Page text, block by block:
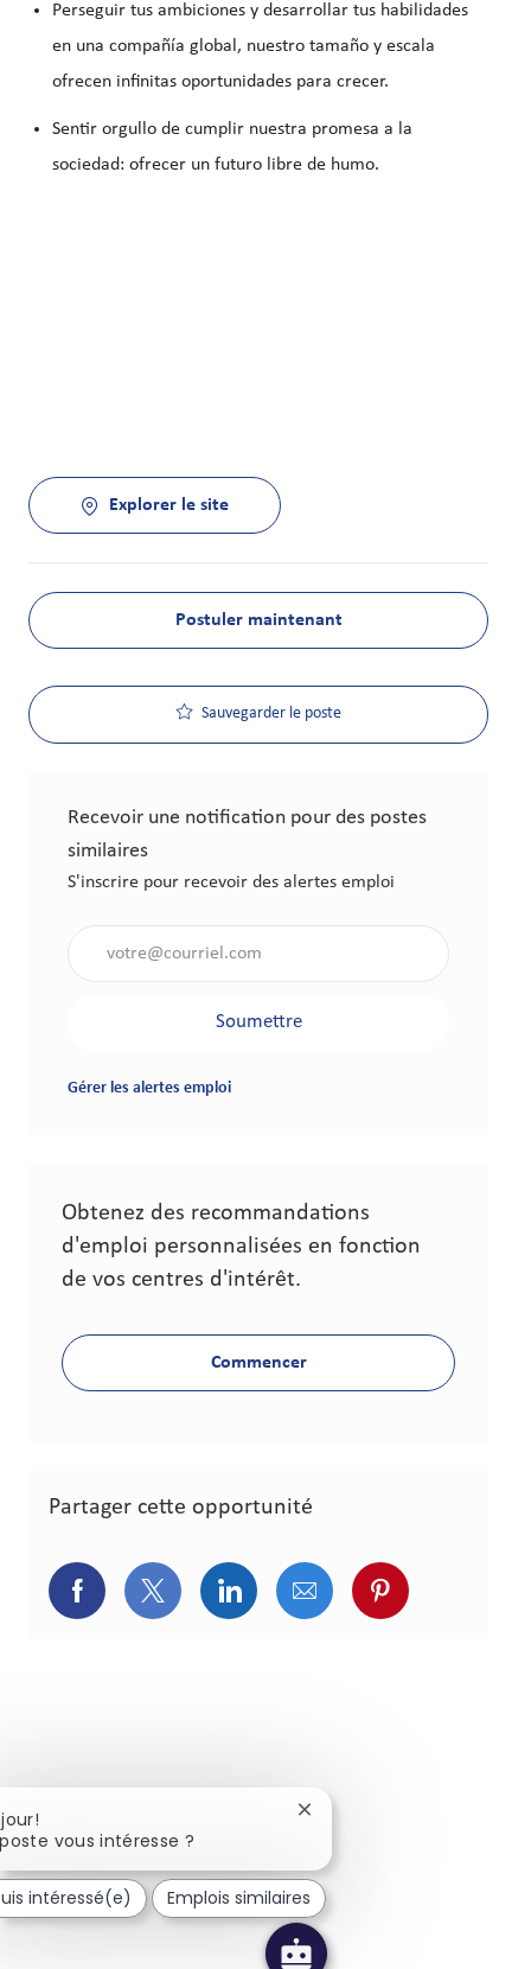
Perseguir tus ambiciones y desarrollar tus habilidades
en una compañía global, nuestro tamaño y escala
ofrecen infinitas oportunidades para crecer.
Sentir orgullo de cumplir nuestra promesa a la
sociedad: ofrecer un futuro libre de humo.
Explorer le site
Postuler maintenant
Sauvegarder le poste
Recevoir une notification pour des postes
similaires
S'inscrire pour recevoir des alertes emploi
Soumettre
Gérer les alertes emploi
Obtenez des recommandations
d'emploi personnalisées en fonction
de vos centres d'intérêt.
Commencer
Partager cette opportunité
Partager via Facebook
Partager via Twitter
Partager via LinkedIn
Partager via courriel
Partager via
vous intéresse ?
Fermer la notification du
intéressé(e) Emplois similaires